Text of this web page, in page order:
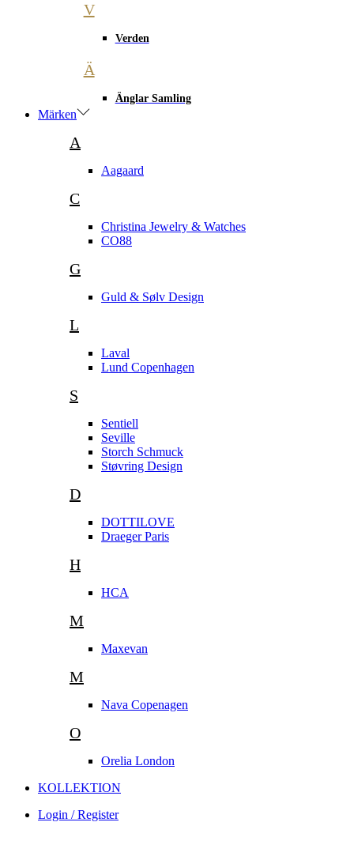
V
Verden
Ä
Änglar Samling
Märken
A
Aagaard
C
Christina Jewelry & Watches
CO88
G
Guld & Sølv Design
L
Laval
Lund Copenhagen
S
Sentiell
Seville
Storch Schmuck
Støvring Design
D
DOTTILOVE
Draeger Paris
H
HCA
M
Maxevan
M
Nava Copenagen
O
Orelia London
KOLLEKTION
Login / Register